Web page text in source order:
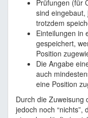
Prüfungen (für
sind
trotzdem
Einteilungen in
gespeichert,
Position
Die Angabe
auch
eine Position
Durch die Zuweisung
jedoch noch “nichts”,